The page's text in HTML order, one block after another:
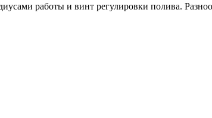
работы и винт регулировки полива.